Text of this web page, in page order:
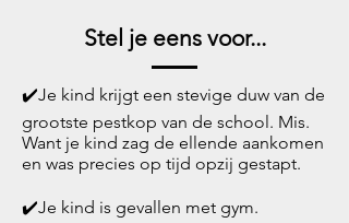
Stel je eens voor...
✔️Je kind krijgt een stevige duw van de
grootste pestkop van de school. Mis.
Want je kind zag de ellende aankomen
en was precies op tijd opzij gestapt.
✔️Je kind is gevallen met gym.